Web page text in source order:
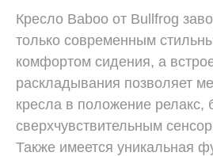
Кресло Baboo от Bullfrog
только современным
комфортом сидения, а
раскладывания позволяет
кресла в положение релакс,
сверхчувствительным
Также имеется уникальная